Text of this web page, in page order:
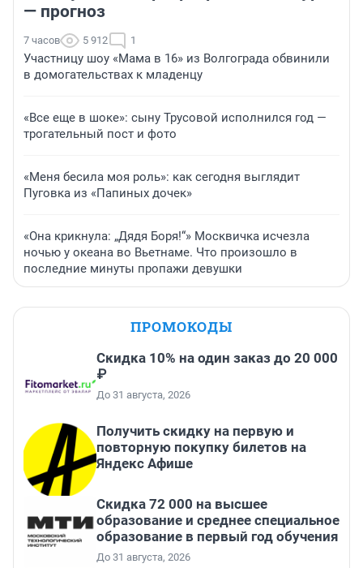
— прогноз
7 часов 5 912 1
Участницу шоу «Мама в 16» из Волгограда обвинили
в домогательствах к младенцу
«Все еще в шоке»: сыну Трусовой исполнился год —
трогательный пост и фото
«Меня бесила моя роль»: как сегодня выглядит
Пуговка из «Папиных дочек»
«Она крикнула: „Дядя Боря!“» Москвичка исчезла
ночью у океана во Вьетнаме. Что произошло в
последние минуты пропажи девушки
ПРОМОКОДЫ
Скидка 10% на один заказ до 20 000
₽
До 31 августа, 2026
Получить скидку на первую и
повторную покупку билетов на
Яндекс Афише
Скидка 72 000 на высшее
образование и среднее специальное
образование в первый год обучения
До 31 августа, 2026